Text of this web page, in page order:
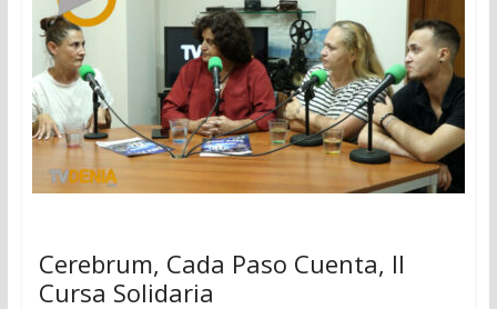
Cerebrum, Cada Paso Cuenta, II
Cursa Solidaria